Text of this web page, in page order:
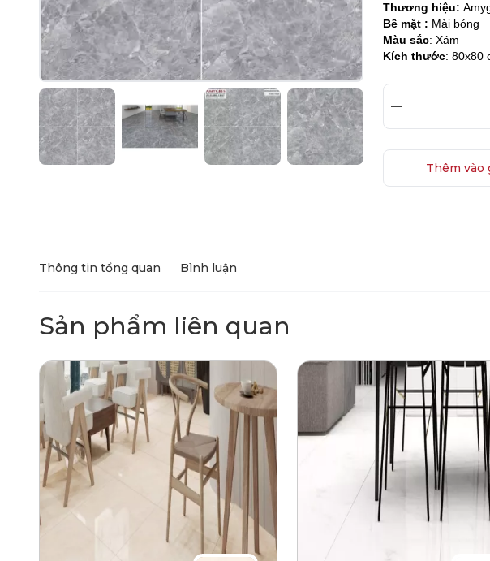
Thương hiệu:
Bề mặt : Mài bóng
Màu sắc: Xám
Kích thước: 80x80
–
Thêm vào
Thông tin tổng quan Bình luận
Sản phẩm liên quan